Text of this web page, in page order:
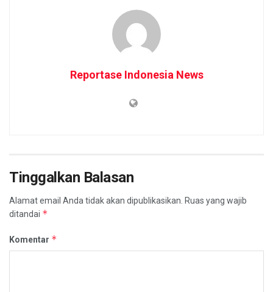
Reportase Indonesia News
Tinggalkan Balasan
Alamat email Anda tidak akan dipublikasikan. Ruas yang wajib
ditandai *
Komentar *